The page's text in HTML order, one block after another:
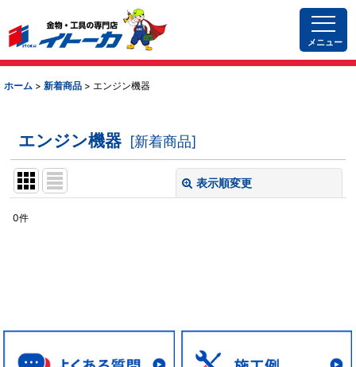
メニュー
ホーム > 新着商品 > エンジン機器
エンジン機器 [新着商品]
表示順変更
絞り込む
0件
チェーンソー